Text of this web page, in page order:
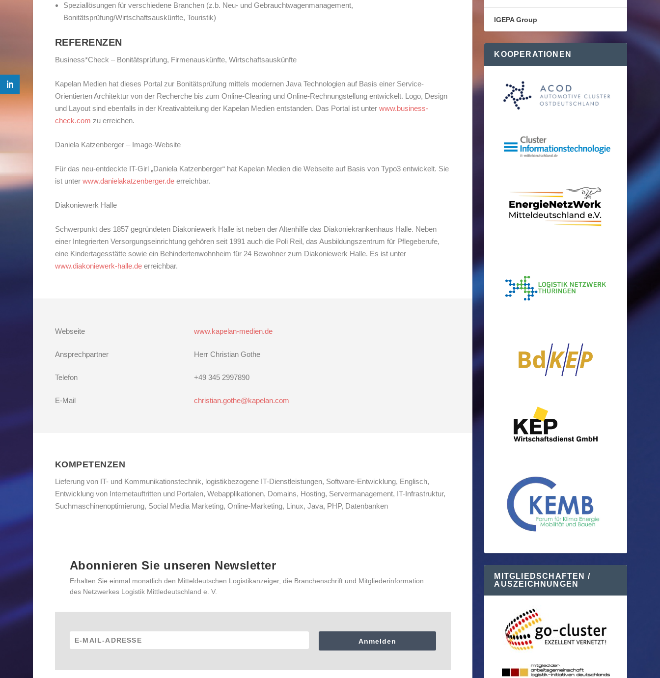
Speziallösungen für verschiedene Branchen (z.b. Neu- und Gebrauchtwagenmanagement,
Bonitätsprüfung/Wirtschaftsauskünfte, Touristik)
REFERENZEN
Business*Check – Bonitätsprüfung, Firmenauskünfte, Wirtschaftsauskünfte
Kapelan Medien hat dieses Portal zur Bonitätsprüfung mittels modernen Java Technologien auf Basis einer Service-
Orientierten Architektur von der Recherche bis zum Online-Clearing und Online-Rechnungstellung entwickelt. Logo, Design
und Layout sind ebenfalls in der Kreativabteilung der Kapelan Medien entstanden. Das Portal ist unter www.business-
check.com zu erreichen.
Daniela Katzenberger – Image-Website
Für das neu-entdeckte IT-Girl „Daniela Katzenberger“ hat Kapelan Medien die Webseite auf Basis von Typo3 entwickelt. Sie
ist unter www.danielakatzenberger.deerreichbar.
Diakoniewerk Halle
Schwerpunkt des 1857 gegründeten Diakoniewerk Halle ist neben der Altenhilfe das Diakoniekrankenhaus Halle. Neben
einer Integrierten Versorgungseinrichtung gehören seit 1991 auch die Poli Reil, das Ausbildungszentrum für Pflegeberufe,
eine Kindertagesstätte sowie ein Behindertenwohnheim für 24 Bewohner zum Diakoniewerk Halle. Es ist unter
www.diakoniewerk-halle.deerreichbar.
Webseite
Ansprechpartner
Telefon
E-Mail
www.kapelan-medien.de
Herr Christian Gothe
+49 345 2997890
christian.gothe@kapelan.com
KOMPETENZEN
Lieferung von IT- und Kommunikationstechnik, logistikbezogene IT-Dienstleistungen, Software-Entwicklung, Englisch,
Entwicklung von Internetauftritten und Portalen, Webapplikationen, Domains, Hosting, Servermanagement, IT-Infrastruktur,
Suchmaschinenoptimierung, Social Media Marketing, Online-Marketing, Linux, Java, PHP, Datenbanken
Abonnieren Sie unseren Newsletter
Erhalten Sie einmal monatlich den Mitteldeutschen Logistikanzeiger, die Branchenschrift und Mitgliederinformation
des Netzwerkes Logistik Mittledeutschland e. V.
Anmelden
IGEPA Group
KOOPERATIONEN
MITGLIEDSCHAFTEN /
AUSZEICHNUNGEN